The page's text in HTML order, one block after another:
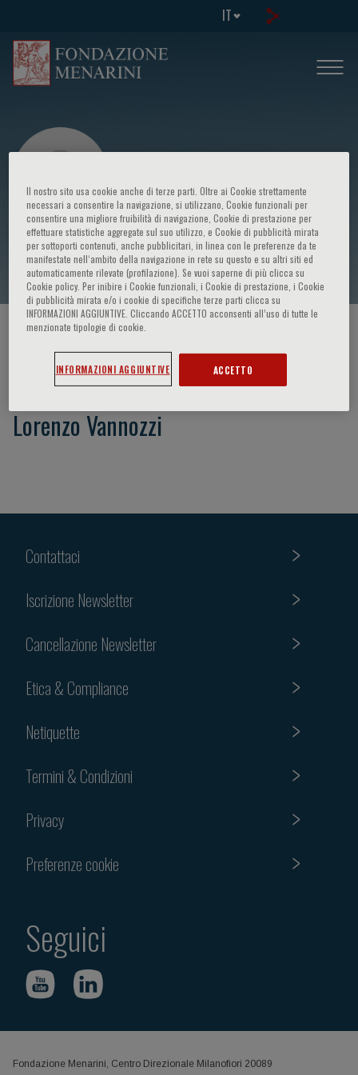
IT
Lorenzo Vannozzi
HOME PAGE / CORSI ED EVENTI
Lorenzo Vannozzi
Contattaci
Iscrizione Newsletter
Cancellazione Newsletter
Etica & Compliance
Netiquette
Termini & Condizioni
Privacy
Preferenze cookie
Seguici
Fondazione Menarini, Centro Direzionale Milanofiori 20089
Il nostro sito usa cookie anche di terze parti. Oltre ai Cookie strettamente
necessari a consentire la navigazione, si utilizzano, Cookie funzionali per
consentire una migliore fruibilità di navigazione, Cookie di prestazione per
effettuare statistiche aggregate sul suo utilizzo, e Cookie di pubblicità mirata
per sottoporti contenuti, anche pubblicitari, in linea con le preferenze da te
manifestate nell‘ambito della navigazione in rete su questo e su altri siti ed
automaticamente rilevate (profilazione). Se vuoi saperne di più clicca su
Cookie policy. Per inibire i Cookie funzionali, i Cookie di prestazione, i Cookie
di pubblicità mirata e/o i cookie di specifiche terze parti clicca su
INFORMAZIONI AGGIUNTIVE. Cliccando ACCETTO acconsenti all’uso di tutte le
menzionate tipologie di cookie.
INFORMAZIONI AGGIUNTIVE ACCETTO